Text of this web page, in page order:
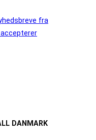
fra
DANMARK